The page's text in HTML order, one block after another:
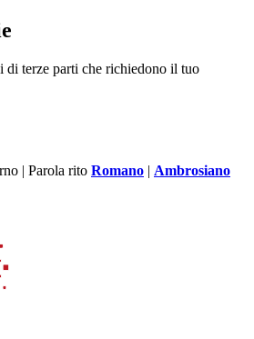
di terze parti che richiedono il tuo
| Parola rito Romano | Ambrosiano